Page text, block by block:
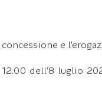
e
dell’8 luglio